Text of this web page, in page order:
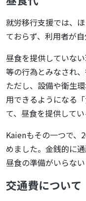
就労移行支援では、
ておらず、利用者が
昼食を提供していな
等の行為とみなされ
ただし、設備や衛生
用できるようになる
て、昼食を提供してい
Kaienもその一つで、
めました。金銭的に
昼食の準備がいらな
交通費について